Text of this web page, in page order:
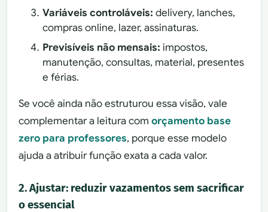
Variáveis controláveis: delivery, lanches,
compras online, lazer, assinaturas.
Previsíveis não mensais: impostos,
manutenção, consultas, material, presentes
e férias.
Se você ainda não estruturou essa visão, vale
complementar a leitura comorçamento base
zero para professores, porque esse modelo
ajuda a atribuir função exata a cada valor.
2. Ajustar: reduzir vazamentos sem sacrificar
o essencial